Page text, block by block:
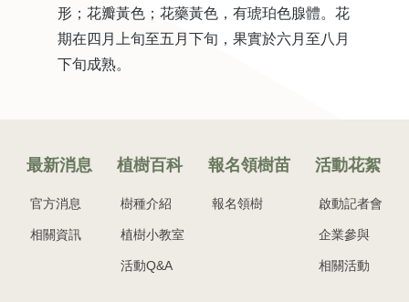
形；花瓣黃色；花藥黃色，有琥珀色腺體。花
期在四月上旬至五月下旬，果實於六月至八月
下旬成熟。
最新消息
官方消息
相關資訊
植樹百科
樹種介紹
植樹小教室
活動Q&A
報名領樹苗
報名領樹
活動花絮
啟動記者會
企業參與
相關活動